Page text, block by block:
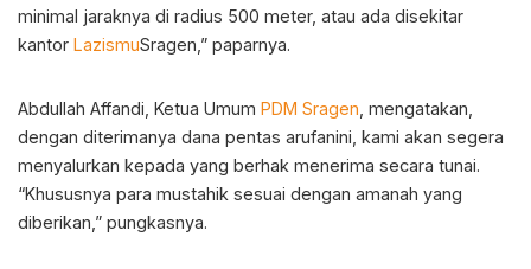
minimal jaraknya di radius 500 meter, atau ada disekitar
kantor LazismuSragen,” paparnya.
Abdullah Affandi, Ketua Umum PDM Sragen , mengatakan,
dengan diterimanya dana pentas arufanini, kami akan segera
menyalurkan kepada yang berhak menerima secara tunai.
“Khususnya para mustahik sesuai dengan amanah yang
diberikan,” pungkasnya.